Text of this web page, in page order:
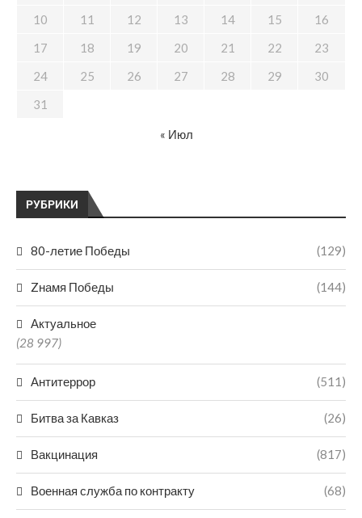
РУБРИКИ
80-летие Победы (129)
Zнамя Победы (144)
Актуальное
(28 997)
Антитеррор (511)
Битва за Кавказ (26)
Вакцинация (817)
Военная служба по контракту (68)
10
11 12 13 14 15
16
17
18 19 20 21 22
23
24
25 26 27 28 29
30
31
« Июл